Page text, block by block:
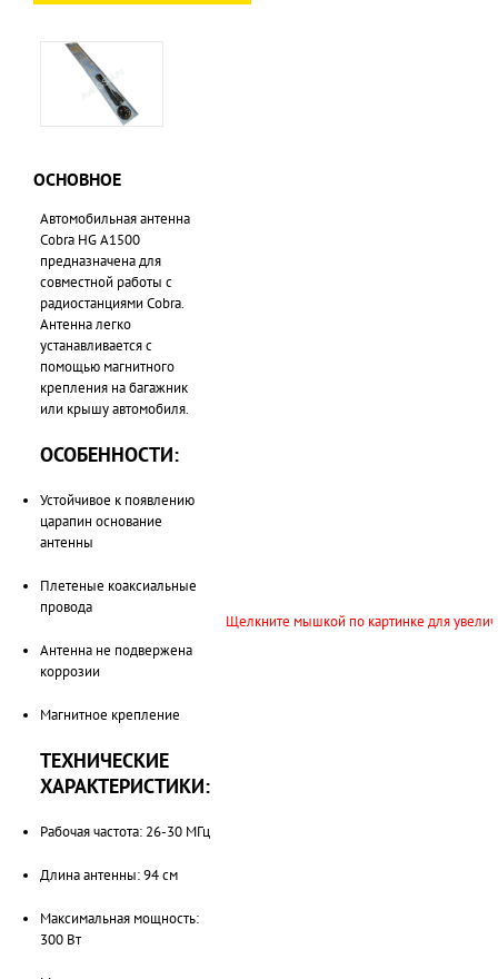
ОСНОВНОЕ
Автомобильная антенна
Cobra HG A1500
предназначена для
совместной работы с
радиостанциями Cobra.
Антенна легко
устанавливается с
помощью магнитного
крепления на багажник
или крышу автомобиля.
ОСОБЕННОСТИ:
Устойчивое к появлению
царапин основание
антенны
Плетеные коаксиальные
провода
Антенна не подвержена
коррозии
Магнитное крепление
ТЕХНИЧЕСКИЕ
ХАРАКТЕРИСТИКИ:
Рабочая частота: 26-30 МГц
Длина антенны: 94 см
Максимальная мощность:
300 Вт
Щелкните мышкой по картинке для